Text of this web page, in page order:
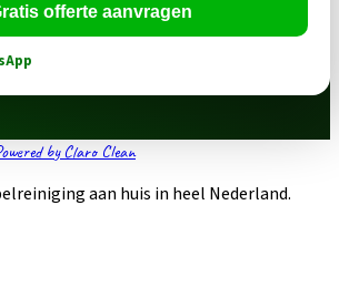
offerte aanvragen
by Claro Clean
aan huis in heel Nederland.